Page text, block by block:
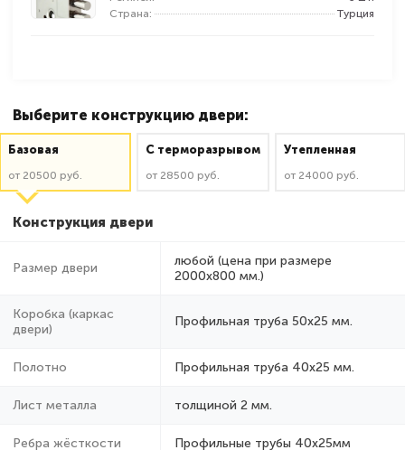
Страна:
Турция
Выберите конструкцию двери:
Базовая
от 20500 руб.
C терморазрывом
от 28500 руб.
Утепленная
от 24000 руб.
Конструкция двери
Размер двери
любой (цена при размере
2000x800 мм.)
Коробка (каркас
двери)
Профильная труба 50х25 мм.
Полотно Профильная труба 40х25 мм.
Лист металла толщиной 2 мм.
Ребра жёсткости Профильные трубы 40х25мм